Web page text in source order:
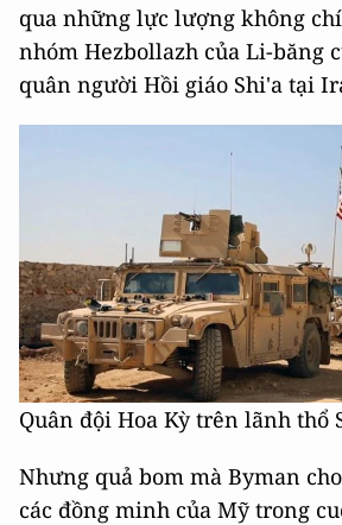
qua những lực lượng không
nhóm Hezbollazh của Li-băng
quân người Hồi giáo Shi'a tại
Quân đội Hoa Kỳ trên lãnh thổ
Nhưng quả bom mà Byman
các đồng minh của Mỹ trong